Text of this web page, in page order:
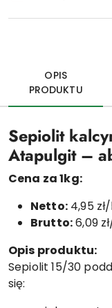
OPIS
PRODUKTU
Sepiolit
Atapulgit –
Cena za 1kg:
Netto:4,95
Brutto:6,09
Opis produktu:
Sepiolit 15/30
się: